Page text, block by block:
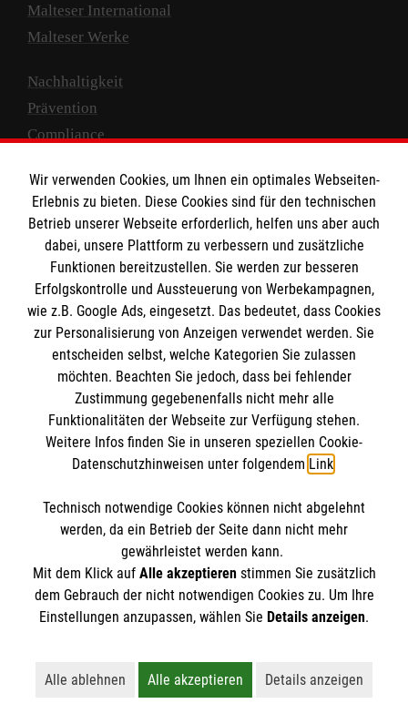
Malteser International
Malteser Werke
Nachhaltigkeit
Prävention
Compliance
Spenden und Helfen
Spendenkonto
Empfänger: Malteser Hilfsdienst e.V.
IBAN: DE10 3706 0120 1201 2000 12
BIC: GENODED 1PA7
Newsletter abonnieren
Cookies verwalten| AGB|Impressum|Datenschutz|
Barrierefreiheit|Kontakt|Sharepoint|Mediathek
Wir verwenden Cookies, um Ihnen ein optimales Webseiten-
Erlebnis zu bieten. Diese Cookies sind für den technischen
Betrieb unserer Webseite erforderlich, helfen uns aber auch
dabei, unsere Plattform zu verbessern und zusätzliche
Funktionen bereitzustellen. Sie werden zur besseren
Erfolgskontrolle und Aussteuerung von Werbekampagnen,
wie z.B. Google Ads, eingesetzt. Das bedeutet, dass Cookies
zur Personalisierung von Anzeigen verwendet werden. Sie
entscheiden selbst, welche Kategorien Sie zulassen
möchten. Beachten Sie jedoch, dass bei fehlender
Zustimmung gegebenenfalls nicht mehr alle
Funktionalitäten der Webseite zur Verfügung stehen.
Weitere Infos finden Sie in unseren speziellen Cookie-
Datenschutzhinweisen unter folgendem Link.
Technisch notwendige Cookies können nicht abgelehnt
werden, da ein Betrieb der Seite dann nicht mehr
gewährleistet werden kann.
Mit dem Klick auf Alle akzeptierenstimmen Sie zusätzlich
dem Gebrauch der nicht notwendigen Cookies zu. Um Ihre
Einstellungen anzupassen, wählen Sie Details anzeigen.
Alle ablehnen
Lehnt alle nicht-essentiellen Cookies ab
Alle akzeptieren
Akzeptiert alle Cookies
Details anzeigen